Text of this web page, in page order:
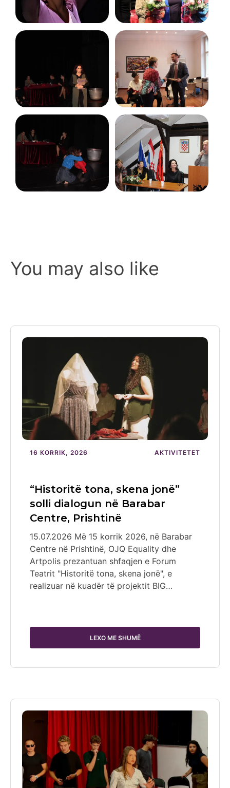
You may also like
16 KORRIK, 2026 AKTIVITETET
“Historitë tona, skena jonë”
solli dialogun në Barabar
Centre, Prishtinë
15.07.2026 Më 15 korrik 2026, në Barabar
Centre në Prishtinë, OJQ Equality dhe
Artpolis prezantuan shfaqjen e Forum
Teatrit "Historitë tona, skena jonë", e
realizuar në kuadër të projektit BIG…
LEXO ME SHUMË